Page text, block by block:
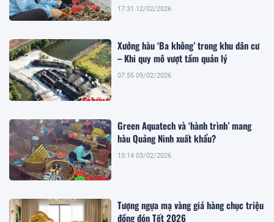
17:31 12/02/2026
Xưởng hàu ‘Ba không’ trong khu dân cư
– Khi quy mô vượt tầm quản lý
07:55 09/02/2026
Green Aquatech và ‘hành trình’ mang
hàu Quảng Ninh xuất khẩu?
10:14 03/02/2026
Tượng ngựa mạ vàng giá hàng chục triệu
đồng đón Tết 2026